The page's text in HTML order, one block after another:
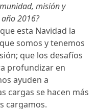
misión y
2016?
esta Navidad la
somos y tenemos
que los desafíos
profundizar en
ayuden a
cargas se hacen más
cargamos.